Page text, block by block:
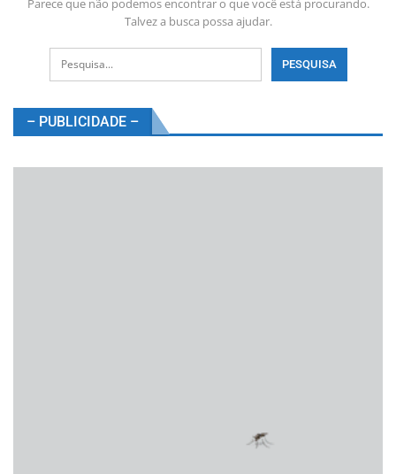
Parece que não podemos encontrar o que você está procurando.
Talvez a busca possa ajudar.
– PUBLICIDADE –